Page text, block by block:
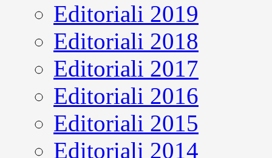
Editoriali 2019
Editoriali 2018
Editoriali 2017
Editoriali 2016
Editoriali 2015
Editoriali 2014